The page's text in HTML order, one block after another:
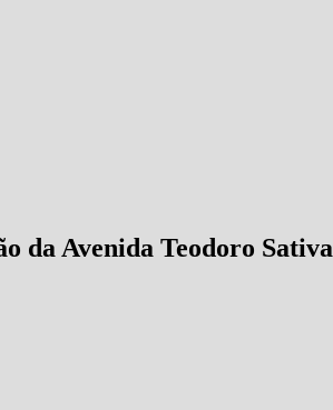
da Avenida Teodoro Sativa